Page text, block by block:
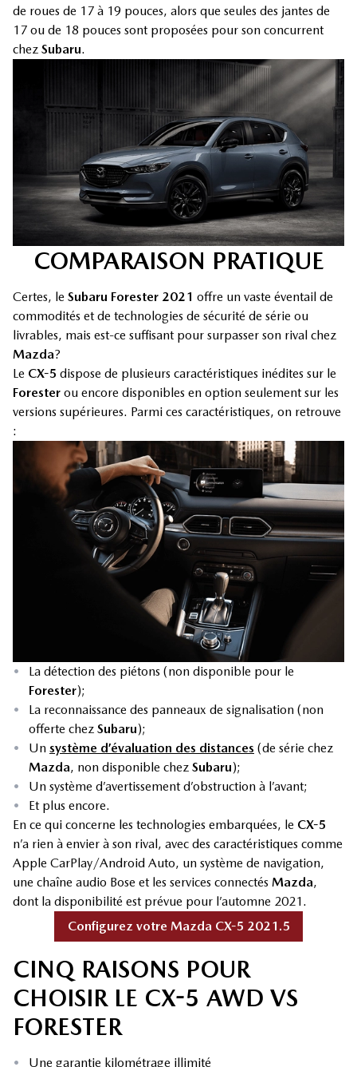
de roues de 17 à 19 pouces, alors que seules des jantes de
17 ou de 18 pouces sont proposées pour son concurrent
chez Subaru.
COMPARAISON PRATIQUE
Certes, le Subaru Forester 2021 offre un vaste éventail de
commodités et de technologies de sécurité de série ou
livrables, mais est-ce suffisant pour surpasser son rival chez
Mazda?
Le CX-5 dispose de plusieurs caractéristiques inédites sur le
Forester ou encore disponibles en option seulement sur les
versions supérieures. Parmi ces caractéristiques, on retrouve
:
•
La détection des piétons (non disponible pour le
Forester);
•
La reconnaissance des panneaux de signalisation (non
offerte chez Subaru);
•
Un système d’évaluation des distances (de série chez
Mazda, non disponible chez Subaru);
•
Un système d’avertissement d’obstruction à l’avant;
•
Et plus encore.
En ce qui concerne les technologies embarquées, le CX-5
n’a rien à envier à son rival, avec des caractéristiques comme
Apple CarPlay/Android Auto, un système de navigation,
une chaîne audio Bose et les services connectés Mazda,
dont la disponibilité est prévue pour l’automne 2021.
Configurez votre Mazda CX-5 2021.5
CINQ RAISONS POUR
CHOISIR LE CX-5 AWD VS
FORESTER
• Une garantie kilométrage illimité